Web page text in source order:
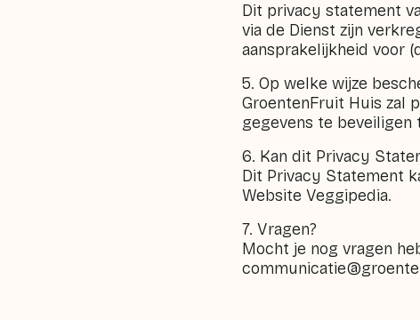
Dit privacy statement
via de Dienst zijn
aansprakelijkheid voor
5. Op welke wijze
GroentenFruit Huis zal
gegevens te
6. Kan dit Privacy
Dit Privacy Statement
Website Veggipedia.
7. Vragen?
Mocht je nog vragen